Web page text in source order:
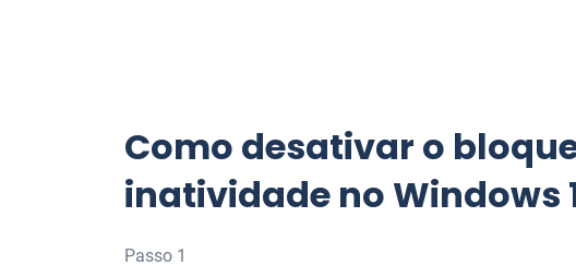
Como desativar o
inatividade no Windows
Passo 1